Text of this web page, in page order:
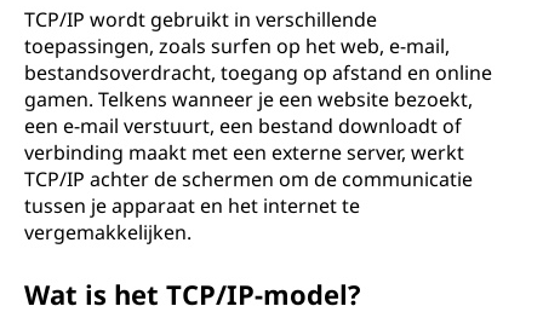
TCP/IP wordt gebruikt in verschillende
toepassingen, zoals surfen op het web, e-mail,
bestandsoverdracht, toegang op afstand en online
gamen. Telkens wanneer je een website bezoekt,
een e-mail verstuurt, een bestand downloadt of
verbinding maakt met een externe server, werkt
TCP/IP achter de schermen om de communicatie
tussen je apparaat en het internet te
vergemakkelijken.
Wat is het TCP/IP-model?